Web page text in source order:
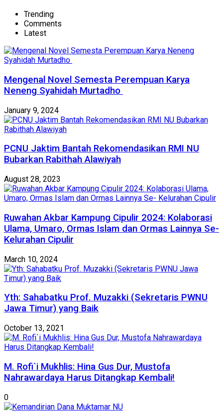
Trending
Comments
Latest
Mengenal Novel Semesta Perempuan Karya
Neneng Syahidah Murtadho
January 9, 2024
PCNU Jaktim Bantah Rekomendasikan RMI NU
Bubarkan Rabithah Alawiyah
August 28, 2023
Ruwahan Akbar Kampung Cipulir 2024: Kolaborasi
Ulama, Umaro, Ormas Islam dan Ormas Lainnya Se-
Kelurahan Cipulir
March 10, 2024
Yth: Sahabatku Prof. Muzakki (Sekretaris PWNU
Jawa Timur) yang Baik
October 13, 2021
M. Rofi`i Mukhlis: Hina Gus Dur, Mustofa
Nahrawardaya Harus Ditangkap Kembali!
0